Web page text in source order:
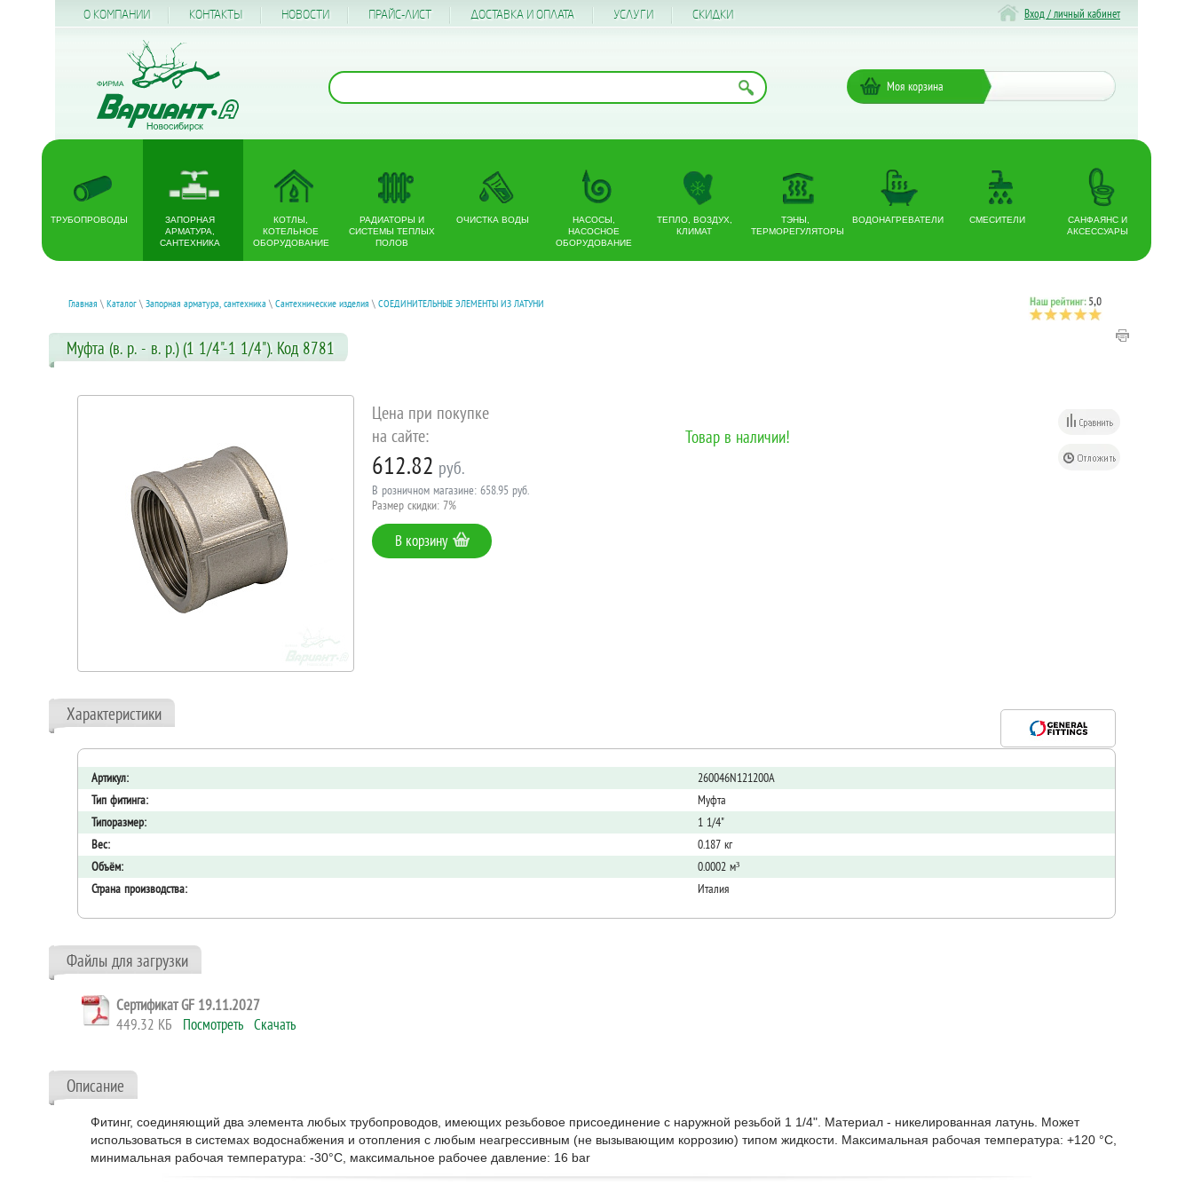
О КОМПАНИИ КОНТАКТЫ НОВОСТИ ПРАЙС-ЛИСТ ДОСТАВКА И ОПЛАТА УСЛУГИ CКИДКИ Вход / личный кабинет
Моя корзина
ТРУБОПРОВОДЫ
ЗАПОРНАЯ
АРМАТУРА,
САНТЕХНИКА
КОТЛЫ,
КОТЕЛЬНОЕ
ОБОРУДОВАНИЕ
РАДИАТОРЫ И
СИСТЕМЫ ТЕПЛЫХ
ПОЛОВ
ОЧИСТКА ВОДЫ
НАСОСЫ,
НАСОСНОЕ
ОБОРУДОВАНИЕ
ТЕПЛО, ВОЗДУХ,
КЛИМАТ
ТЭНЫ,
ТЕРМОРЕГУЛЯТОРЫ
ВОДОНАГРЕВАТЕЛИ СМЕСИТЕЛИ
САНФАЯНС И
АКСЕССУАРЫ
Главная \ Каталог \ Запорная арматура, сантехника \ Сантехнические изделия \ СОЕДИНИТЕЛЬНЫЕ ЭЛЕМЕНТЫ ИЗ ЛАТУНИ
Муфта (в. р. - в. р.) (1 1/4"-1 1/4"). Код 8781
Товар в наличии!
Цена при покупке
на сайте:
612.82 руб.
В розничном магазине: 658.95 руб.
Размер скидки: 7%
В корзину
Характеристики
Артикул:
260046N121200A
Тип фитинга:
Муфта
Типоразмер:
1 1/4"
Вес:
0.187 кг
Объём:
0.0002 м³
Страна производства:
Италия
Файлы для загрузки
Сертификат GF 19.11.2027
449.32 КБ Посмотреть Скачать
Описание
Фитинг, соединяющий два элемента любых трубопроводов, имеющих резьбовое присоединение с наружной резьбой 1 1/4". Материал - никелированная латунь. Может
использоваться в системах водоснабжения и отопления с любым неагрессивным (не вызывающим коррозию) типом жидкости. Максимальная рабочая температура: +120 °C,
минимальная рабочая температура: -30°C, максимальное рабочее давление: 16 bar